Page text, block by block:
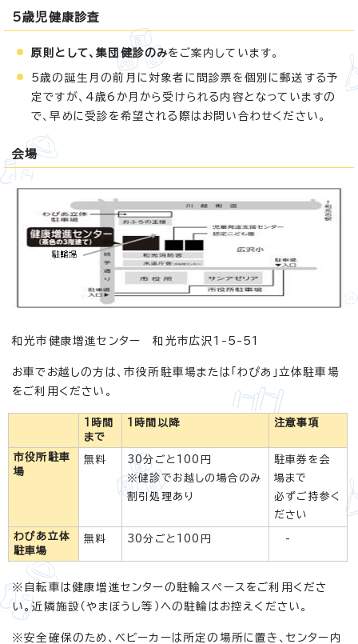
5歳児健康診査
原則として、集団健診のみをご案内しています。
5歳の誕生月の前月に対象者に問診票を個別に郵送する予
定ですが、4歳6か月から受けられる内容となっていますの
で、早めに受診を希望される際はお問い合わせください。
会場
和光市健康増進センター 和光市広沢1-5-51
お車でお越しの方は、市役所駐車場または「わぴあ」立体駐車場
をご利用ください。
1時間
まで
1時間以降 注意事項
市役所駐車
場
無料
30分ごと100円
※健診でお越しの場合のみ
割引処理あり
駐車券を会
場まで
必ずご持参く
ださい
わぴあ立体
駐車場
無料 30分ごと100円 -
※自転車は健康増進センターの駐輪スペースをご利用くださ
い。近隣施設（やまぼうし等）への駐輪はお控えください。
※安全確保のため、ベビーカーは所定の場所に置き、センター内